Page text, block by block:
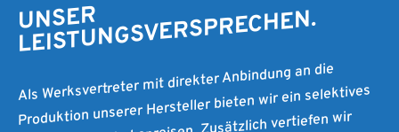
UNSER
LEISTUNGSVERSPRECHEN.
Als Werksvertreter mit direkter Anbindung an die
Produktion unserer Hersteller bieten wir ein selektives